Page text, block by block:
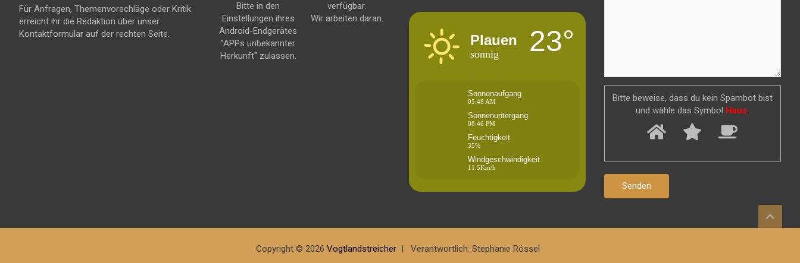
Für Anfragen, Themenvorschläge oder Kritik
erreicht ihr die Redaktion über unser
Kontaktformular auf der rechten Seite.
Bitte in den
Einstellungen ihres
Android-Endgerätes
"APPs unbekannter
Herkunft" zulassen.
verfügbar.
Wir arbeiten daran.
Plauen
sonnig 23°
Sonnenaufgang
05:48 AM
Sonnenuntergang
08:46 PM
Feuchtigkeit
35%
Windgeschwindigkeit
11.5Km/h
Bitte beweise, dass du kein Spambot bist
und wähle das Symbol Haus.
Copyright © 2026 Vogtlandstreicher Verantwortlich: Stephanie Rössel